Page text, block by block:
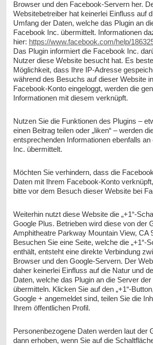
Browser und den Facebook-Servern her.
Websitebetreiber hat keinerlei Einfluss auf
Umfang der Daten, welche das Plugin an
Facebook Inc. übermittelt. Informationen
hier: https://www.facebook.com/help/
Das Plugin informiert die Facebook Inc.
Nutzer diese Website besucht hat. Es
Möglichkeit, dass Ihre IP-Adresse
während des Besuchs auf dieser Website
Facebook-Konto eingeloggt, werden die
Informationen mit diesem verknüpft.
Nutzen Sie die Funktionen des Plugins –
einen Beitrag teilen oder „liken“ – werden
entsprechenden Informationen ebenfalls an
Inc. übermittelt.
Möchten Sie verhindern, dass die
Daten mit Ihrem Facebook-Konto
bitte vor dem Besuch dieser Website bei
Weiterhin nutzt diese Website die „+1“-
Google Plus. Betrieben wird diese von der
Amphitheatre Parkway Mountain View, CA
Besuchen Sie eine Seite, welche die „+1“-
enthält, entsteht eine direkte Verbindung
Browser und den Google-Servern. Der
daher keinerlei Einfluss auf die Natur und
Daten, welche das Plugin an die Server der
übermitteln. Klicken Sie auf den „+1“-
Google + angemeldet sind, teilen Sie die
Ihrem öffentlichen Profil.
Personenbezogene Daten werden laut der
dann erhoben, wenn Sie auf die